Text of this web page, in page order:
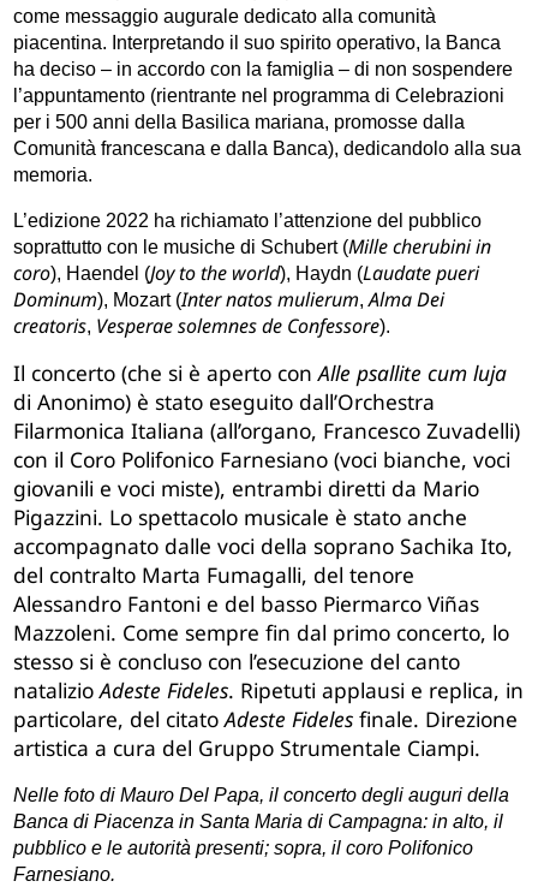
come messaggio augurale dedicato alla comunità
piacentina. Interpretando il suo spirito operativo, la Banca
ha deciso – in accordo con la famiglia – di non sospendere
l’appuntamento (rientrante nel programma di Celebrazioni
per i 500 anni della Basilica mariana, promosse dalla
Comunità francescana e dalla Banca), dedicandolo alla sua
memoria.
L’edizione 2022 ha richiamato l’attenzione del pubblico
soprattutto con le musiche di Schubert (Mille cherubini in
coro), Haendel (Joy to the world), Haydn (Laudate pueri
Dominum), Mozart (Inter natos mulierum,Alma Dei
creatoris, Vesperae solemnes de Confessore).
Il concerto (che si è aperto conAlle psallite cum luja
di Anonimo) è stato eseguito dall’Orchestra
Filarmonica Italiana (all’organo, Francesco Zuvadelli)
con il Coro Polifonico Farnesiano (voci bianche, voci
giovanili e voci miste), entrambi diretti da Mario
Pigazzini. Lo spettacolo musicale è stato anche
accompagnato dalle voci della sopranoSachika Ito,
del contralto Marta Fumagalli, del tenore
Alessandro Fantoni e del basso Piermarco Viñas
Mazzoleni. Come sempre fin dal primo concerto, lo
stesso si è concluso con l’esecuzione del canto
natalizioAdeste Fideles. Ripetuti applausi e replica, in
particolare, del citatoAdeste Fidelesfinale. Direzione
artistica a cura del Gruppo Strumentale Ciampi.
Nelle foto di Mauro Del Papa, il concerto degli auguri della
Banca di Piacenza in Santa Maria di Campagna: in alto, il
pubblico e le autorità presenti; sopra, il coro Polifonico
Farnesiano.